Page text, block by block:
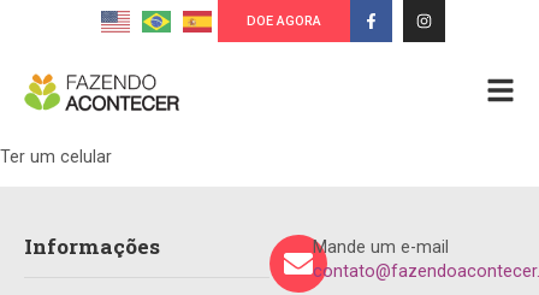
DOE AGORA
Ter um celular
Informações
Mande um e-mail